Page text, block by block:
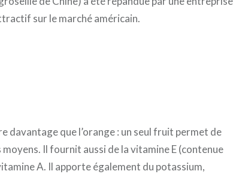
sur le marché américain.
davantage que l’orange : un seul fruit permet de
Il fournit aussi de la vitamine E (contenue
A. Il apporte également du potassium,